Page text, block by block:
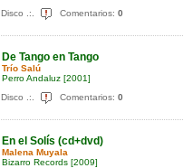
Disco .:. Comentarios: 0
De Tango en Tango
Trío Salú
Perro Andaluz [2001]
Disco .:. Comentarios: 0
En el Solís (cd+dvd)
Malena Muyala
Bizarro Records [2009]